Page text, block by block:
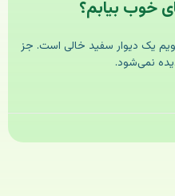
خوب بیابم؟
یک دیوار سفید خالی است. جز
نمی‌شود.